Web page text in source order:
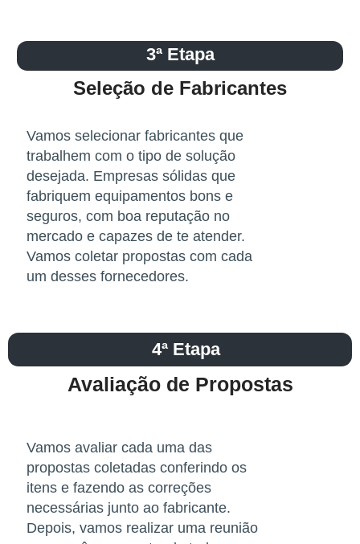
3ª Etapa
Seleção de Fabricantes
Vamos selecionar fabricantes que
trabalhem com o tipo de solução
desejada. Empresas sólidas que
fabriquem equipamentos bons e
seguros, com boa reputação no
mercado e capazes de te atender.
Vamos coletar propostas com cada
um desses fornecedores.
4ª Etapa
Avaliação de Propostas​
Vamos avaliar cada uma das
propostas coletadas conferindo os
itens e fazendo as correções
necessárias junto ao fabricante.
Depois, vamos realizar uma reunião